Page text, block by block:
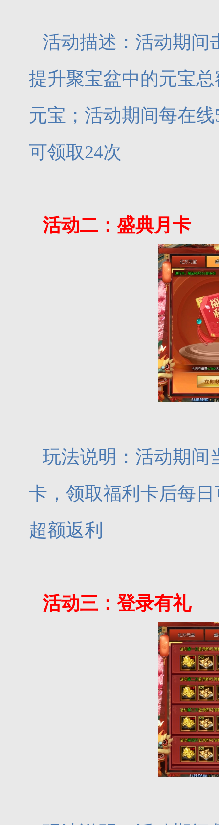
活动描述：活动期间
提升聚宝盆中的元宝
元宝；活动期间每在
可领取24次
活动二：盛典月卡
玩法说明：活动期间
卡，领取福利卡后每
超额返利
活动三：登录有礼